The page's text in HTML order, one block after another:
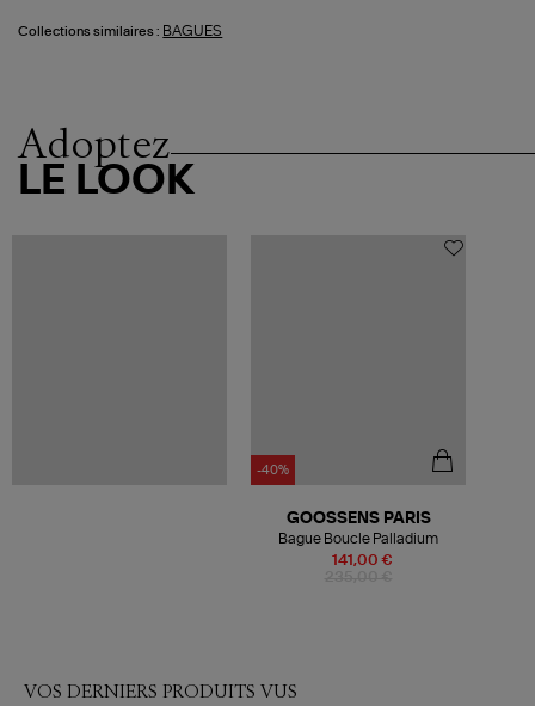
Collections similaires : BAGUES
Adoptez
LE LOOK
-40%
141,00 €
GOOSSENS PARIS
Bague Boucle Palladium
VOS DERNIERS PRODUITS VUS